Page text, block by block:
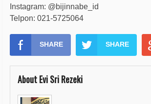
Instagram: @bijinnabe_id
Telpon: 021-5725064
SHARE SHARE
About Evi Sri Rezeki